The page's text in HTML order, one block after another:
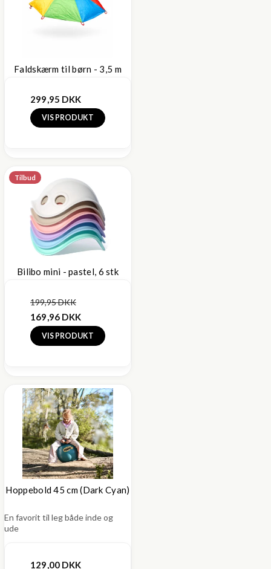
Faldskærm til børn - 3,5 m
299,95 DKK
VIS PRODUKT
Tilbud
Bilibo mini - pastel, 6 stk
199,95 DKK
169,96 DKK
VIS PRODUKT
Hoppebold 45 cm (Dark Cyan)
En favorit til leg både inde og
ude
129,00 DKK